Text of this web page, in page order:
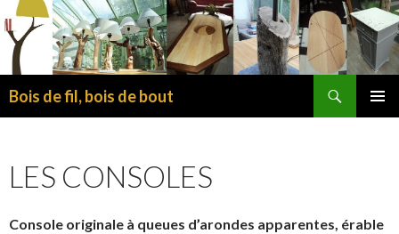
Bois de fil, bois de bout
PRINCIPAL
LES CONSOLES
Console originale à queues d’arondes apparentes, érable